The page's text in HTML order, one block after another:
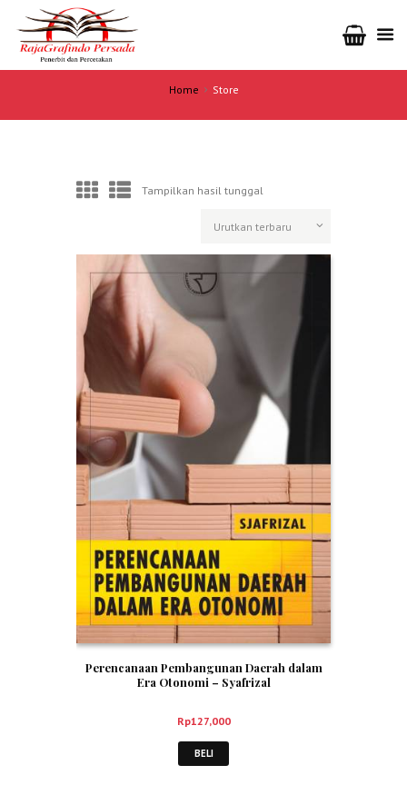
Home Store
Tampilkan hasil tunggal
Perencanaan Pembangunan Daerah dalam
Era Otonomi – Syafrizal
Rp127,000
BELI